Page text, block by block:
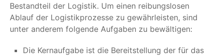
Bestandteil der Logistik. Um einen reibungslosen
Ablauf der Logistikprozesse zu gewährleisten, sind
unter anderem folgende Aufgaben zu bewältigen:
Die Kernaufgabe ist die Bereitstellung der für das